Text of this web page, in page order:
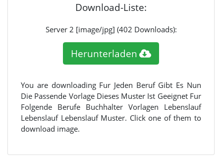
Download-Liste:
Server 2 [image/jpg] (402 Downloads):
Herunterladen
You are downloading Fur Jeden Beruf Gibt Es Nun
Die Passende Vorlage Dieses Muster Ist Geeignet Fur
Folgende Berufe Buchhalter Vorlagen Lebenslauf
Lebenslauf Lebenslauf Muster. Click one of them to
download image.